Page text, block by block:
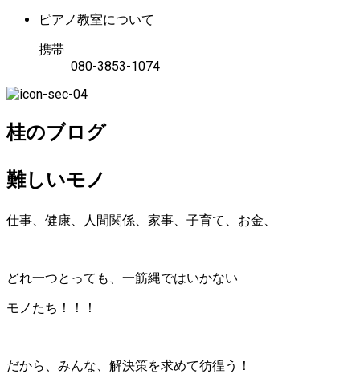
ピアノ教室について
携帯
080-3853-1074
桂のブログ
難しいモノ
仕事、健康、人間関係、家事、子育て、お金、
どれ一つとっても、一筋縄ではいかない
モノたち！！！
だから、みんな、解決策を求めて彷徨う！